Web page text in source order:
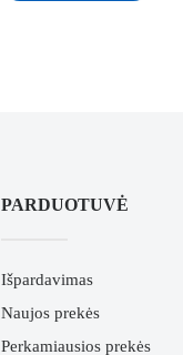
PARDUOTUVĖ
Išpardavimas
Naujos prekės
Perkamiausios prekės